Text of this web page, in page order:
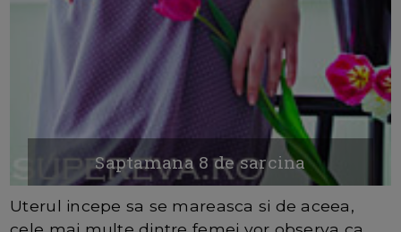
Saptamana 8 de sarcina
Uterul incepe sa se mareasca si de aceea,